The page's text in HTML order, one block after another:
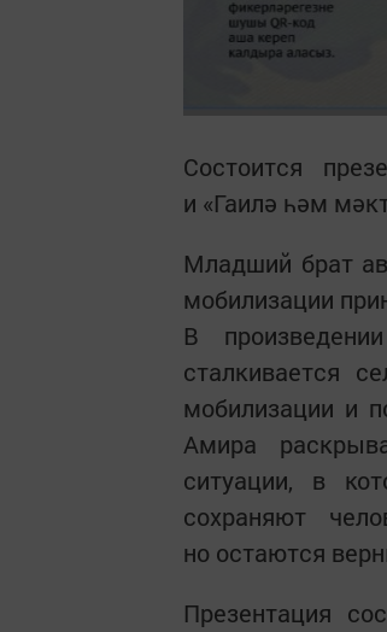
Состоится
и «Гаилә һәм
Младший брат
мобилизации
В
сталкивается
мобилизации и
Амира
ситуации, в
сохраняют
но остаются
Презентация